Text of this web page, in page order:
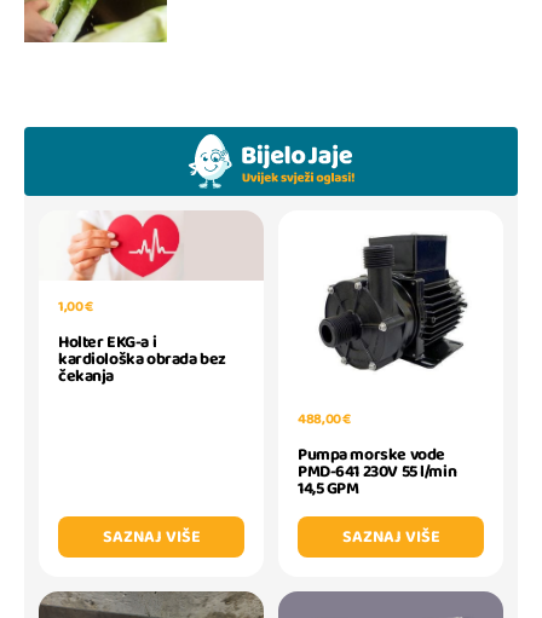
1,00 €
Holter EKG-a i
kardiološka obrada bez
čekanja
SAZNAJ VIŠE
488,00 €
Pumpa morske vode
PMD-641 230V 55 l/min
14,5 GPM
SAZNAJ VIŠE